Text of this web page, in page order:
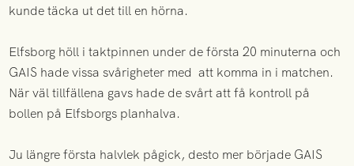
kunde täcka ut det till en hörna.
Elfsborg höll i taktpinnen under de första 20 minuterna och
GAIS hade vissa svårigheter med att komma in i matchen.
När väl tillfällena gavs hade de svårt att få kontroll på
bollen på Elfsborgs planhalva.
Ju längre första halvlek pågick, desto mer började GAIS